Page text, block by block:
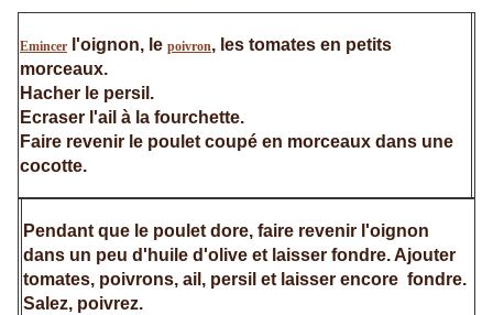
Emincer l'oignon, le poivron, les tomates en petits
morceaux.
Hacher le persil.
Ecraser l'ail à la fourchette.
Faire revenir le poulet coupé en morceaux dans une
cocotte.
Pendant que le poulet dore, faire revenir l'oignon
dans un peu d'huile d'olive et laisser fondre. Ajouter
tomates, poivrons, ail, persil et laisser encore fondre.
Salez, poivrez.